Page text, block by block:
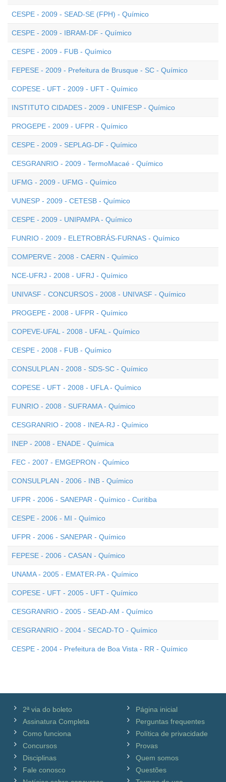
CESPE - 2009 - SEAD-SE (FPH) - Químico
CESPE - 2009 - IBRAM-DF - Químico
CESPE - 2009 - FUB - Químico
FEPESE - 2009 - Prefeitura de Brusque - SC - Químico
COPESE - UFT - 2009 - UFT - Químico
INSTITUTO CIDADES - 2009 - UNIFESP - Químico
PROGEPE - 2009 - UFPR - Químico
CESPE - 2009 - SEPLAG-DF - Químico
CESGRANRIO - 2009 - TermoMacaé - Químico
UFMG - 2009 - UFMG - Químico
VUNESP - 2009 - CETESB - Químico
CESPE - 2009 - UNIPAMPA - Químico
FUNRIO - 2009 - ELETROBRÁS-FURNAS - Químico
COMPERVE - 2008 - CAERN - Químico
NCE-UFRJ - 2008 - UFRJ - Químico
UNIVASF - CONCURSOS - 2008 - UNIVASF - Químico
PROGEPE - 2008 - UFPR - Químico
COPEVE-UFAL - 2008 - UFAL - Químico
CESPE - 2008 - FUB - Químico
CONSULPLAN - 2008 - SDS-SC - Químico
COPESE - UFT - 2008 - UFLA - Químico
FUNRIO - 2008 - SUFRAMA - Químico
CESGRANRIO - 2008 - INEA-RJ - Químico
INEP - 2008 - ENADE - Química
FEC - 2007 - EMGEPRON - Químico
CONSULPLAN - 2006 - INB - Químico
UFPR - 2006 - SANEPAR - Químico - Curitiba
CESPE - 2006 - MI - Químico
UFPR - 2006 - SANEPAR - Químico
FEPESE - 2006 - CASAN - Químico
UNAMA - 2005 - EMATER-PA - Químico
COPESE - UFT - 2005 - UFT - Químico
CESGRANRIO - 2005 - SEAD-AM - Químico
CESGRANRIO - 2004 - SECAD-TO - Químico
CESPE - 2004 - Prefeitura de Boa Vista - RR - Químico
2ª via do boleto
Assinatura Completa
Como funciona
Concursos
Disciplinas
Fale conosco
Página inicial
Perguntas frequentes
Política de privacidade
Provas
Quem somos
Questões